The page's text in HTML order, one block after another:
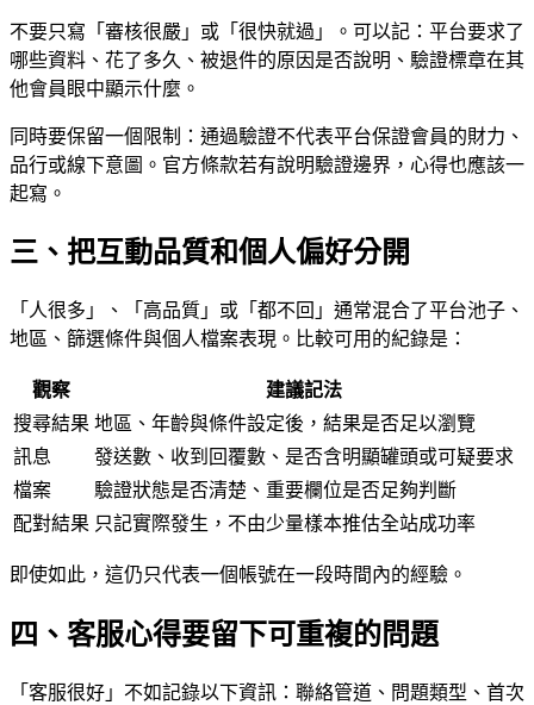
不要只寫「審核很嚴」或「很快就過」。可以記：平台要求了
哪些資料、花了多久、被退件的原因是否說明、驗證標章在其
他會員眼中顯示什麼。
同時要保留一個限制：通過驗證不代表平台保證會員的財力、
品行或線下意圖。官方條款若有說明驗證邊界，心得也應該一
起寫。
三、把互動品質和個人偏好分開
「人很多」、「高品質」或「都不回」通常混合了平台池子、
地區、篩選條件與個人檔案表現。比較可用的紀錄是：
觀察
建議記法
搜尋結果 地區、年齡與條件設定後，結果是否足以瀏覽
訊息
發送數、收到回覆數、是否含明顯罐頭或可疑要求
檔案
驗證狀態是否清楚、重要欄位是否足夠判斷
配對結果 只記實際發生，不由少量樣本推估全站成功率
即使如此，這仍只代表一個帳號在一段時間內的經驗。
四、客服心得要留下可重複的問題
「客服很好」不如記錄以下資訊：聯絡管道、問題類型、首次